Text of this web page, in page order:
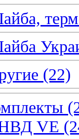
(22)
VE